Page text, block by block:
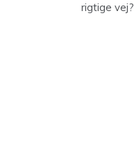
rigtige vej?